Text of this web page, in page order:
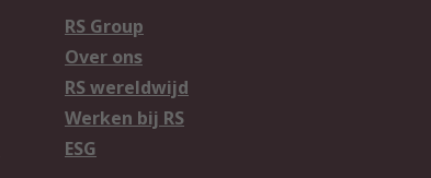
RS Group
Over ons
RS wereldwijd
Werken bij RS
ESG